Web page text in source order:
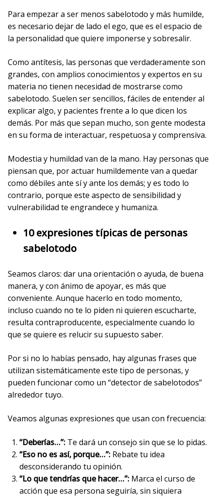
Para empezar a ser menos sabelotodo y más humilde,
es necesario dejar de lado el ego, que es el espacio de
la personalidad que quiere imponerse y sobresalir.
Como antítesis, las personas que verdaderamente son
grandes, con amplios conocimientos y expertos en su
materia no tienen necesidad de mostrarse como
sabelotodo. Suelen ser sencillos, fáciles de entender al
explicar algo, y pacientes frente a lo que dicen los
demás. Por más que sepan mucho, son gente modesta
en su forma de interactuar, respetuosa y comprensiva.
Modestia y humildad van de la mano. Hay personas que
piensan que, por actuar humildemente van a quedar
como débiles ante sí y ante los demás; y es todo lo
contrario, porque este aspecto de sensibilidad y
vulnerabilidad te engrandece y humaniza.
10 expresiones típicas de personas
sabelotodo
Seamos claros: dar una orientación o ayuda, de buena
manera, y con ánimo de apoyar, es más que
conveniente. Aunque hacerlo en todo momento,
incluso cuando no te lo piden ni quieren escucharte,
resulta contraproducente, especialmente cuando lo
que se quiere es relucir su supuesto saber.
Por si no lo habías pensado, hay algunas frases que
utilizan sistemáticamente este tipo de personas, y
pueden funcionar como un “detector de sabelotodos”
alrededor tuyo.
Veamos algunas expresiones que usan con frecuencia:
“Deberías…”: Te dará un consejo sin que se lo pidas.
“Eso no es así, porque…”: Rebate tu idea
desconsiderando tu opinión.
“Lo que tendrías que hacer…”: Marca el curso de
acción que esa persona seguiría, sin siquiera